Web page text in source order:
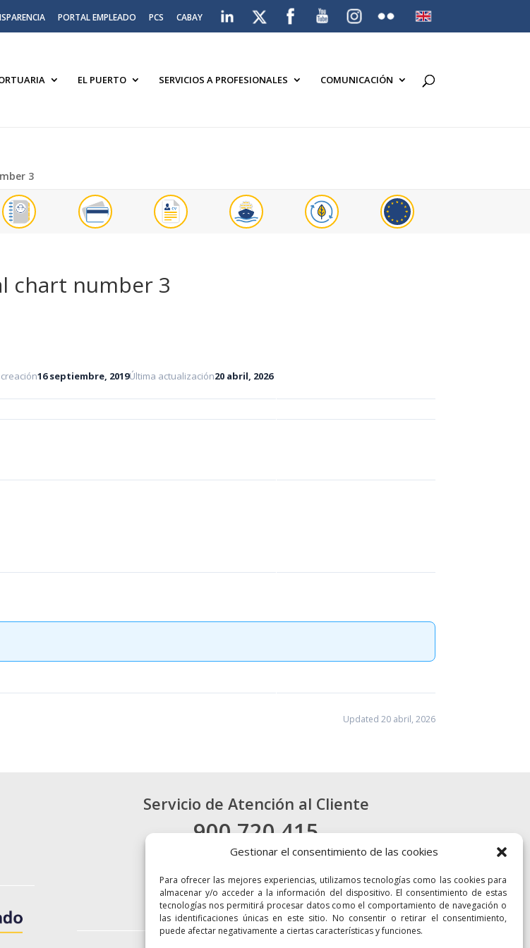
Gestionar el consentimiento de las cookies
Para ofrecer las mejores experiencias, utilizamos tecnologías como las cookies para
almacenar y/o acceder a la información del dispositivo. El consentimiento de estas
tecnologías nos permitirá procesar datos como el comportamiento de navegación o
las identificaciones únicas en este sitio. No consentir o retirar el consentimiento,
puede afectar negativamente a ciertas características y funciones.
PORTAL EMPLEADO PCS CABAY
EL PUERTO SERVICIOS A PROFESIONALES COMUNICACIÓN
3
chart number 3
16 septiembre, 2019Última actualización20 abril, 2026
Updated 20 abril, 2026
Servicio de Atención al Cliente
900 720 415
CONTACTO